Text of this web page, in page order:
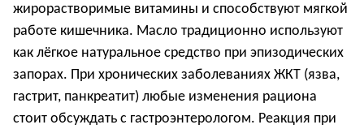
жирорастворимые витамины и способствуют мягкой
работе кишечника. Масло традиционно используют
как лёгкое натуральное средство при эпизодических
запорах. При хронических заболеваниях ЖКТ (язва,
гастрит, панкреатит) любые изменения рациона
стоит обсуждать с гастроэнтерологом. Реакция при